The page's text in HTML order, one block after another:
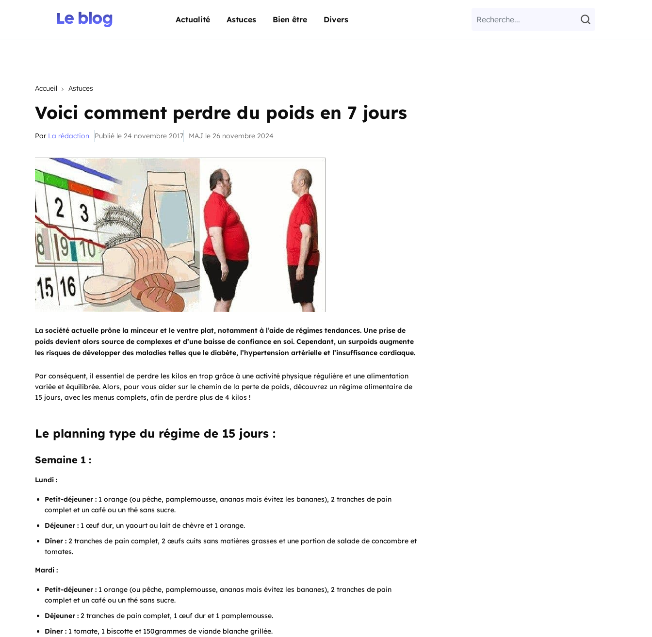
Actualité Astuces Bien être Divers
Accueil Astuces
Voici comment perdre du poids en 7 jours
Par La rédaction Publié le 24 novembre 2017 MAJ le 26 novembre 2024
La société actuelle prône la minceur et le ventre plat, notamment à l’aide de régimes tendances. Une prise de
poids devient alors source de complexes et d’une baisse de confiance en soi. Cependant, un surpoids augmente
les risques de développer des maladies telles que le diabète, l’hypertension artérielle et l’insuffisance cardiaque.
Par conséquent, il essentiel de perdre les kilos en trop grâce à une activité physique régulière et une alimentation
variée et équilibrée. Alors, pour vous aider sur le chemin de la perte de poids, découvrez un régime alimentaire de
15 jours, avec les menus complets, afin de perdre plus de 4 kilos !
Le planning type du régime de 15 jours :
Semaine 1 :
Lundi :
Petit-déjeuner : 1 orange (ou pêche, pamplemousse, ananas mais évitez les bananes), 2 tranches de pain
complet et un café ou un thé sans sucre.
Déjeuner : 1 œuf dur, un yaourt au lait de chèvre et 1 orange.
Dîner : 2 tranches de pain complet, 2 œufs cuits sans matières grasses et une portion de salade de concombre et
tomates.
Mardi :
Petit-déjeuner : 1 orange (ou pêche, pamplemousse, ananas mais évitez les bananes), 2 tranches de pain
complet et un café ou un thé sans sucre.
Déjeuner : 2 tranches de pain complet, 1 œuf dur et 1 pamplemousse.
Dîner : 1 tomate, 1 biscotte et 150grammes de viande blanche grillée.